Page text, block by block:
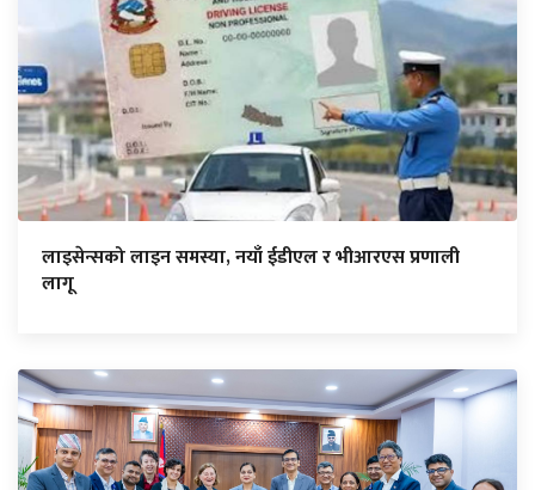
लाइसेन्सको लाइन समस्या, नयाँ ईडीएल र भीआरएस प्रणाली
लागू